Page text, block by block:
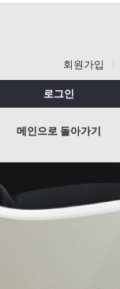
회원가입
로그인
메인으로 돌아가기